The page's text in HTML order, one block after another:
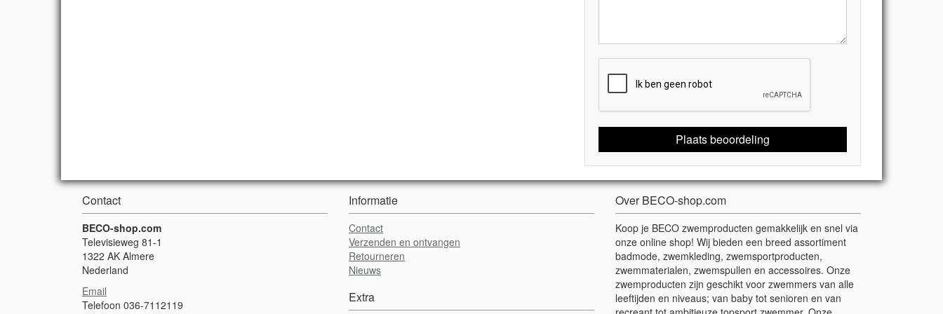
Plaats beoordeling
Contact
BECO-shop.com
Televisieweg 81-1
1322 AK Almere
Nederland
Email
Telefoon 036-7112119
Informatie
Contact
Verzenden en ontvangen
Retourneren
Nieuws
Extra
Over BECO-shop.com
Koop je BECO zwemproducten gemakkelijk en snel via
onze online shop! Wij bieden een breed assortiment
badmode, zwemkleding, zwemsportproducten,
zwemmaterialen, zwemspullen en accessoires. Onze
zwemproducten zijn geschikt voor zwemmers van alle
leeftijden en niveaus; van baby tot senioren en van